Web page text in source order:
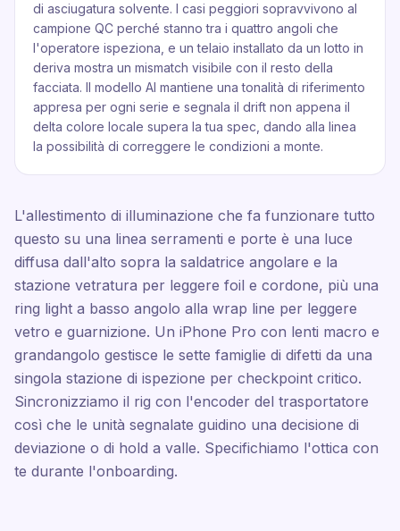
di asciugatura solvente. I casi peggiori sopravvivono al
campione QC perché stanno tra i quattro angoli che
l'operatore ispeziona, e un telaio installato da un lotto in
deriva mostra un mismatch visibile con il resto della
facciata. Il modello AI mantiene una tonalità di riferimento
appresa per ogni serie e segnala il drift non appena il
delta colore locale supera la tua spec, dando alla linea
la possibilità di correggere le condizioni a monte.
L'allestimento di illuminazione che fa funzionare tutto
questo su una linea serramenti e porte è una luce
diffusa dall'alto sopra la saldatrice angolare e la
stazione vetratura per leggere foil e cordone, più una
ring light a basso angolo alla wrap line per leggere
vetro e guarnizione. Un iPhone Pro con lenti macro e
grandangolo gestisce le sette famiglie di difetti da una
singola stazione di ispezione per checkpoint critico.
Sincronizziamo il rig con l'encoder del trasportatore
così che le unità segnalate guidino una decisione di
deviazione o di hold a valle. Specifichiamo l'ottica con
te durante l'onboarding.